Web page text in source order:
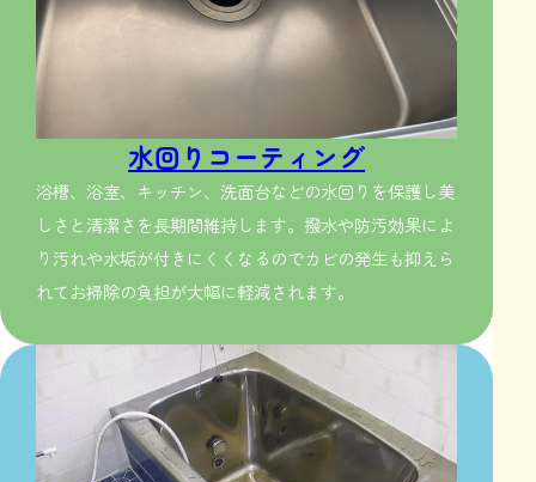
水回りコーティング
浴槽、浴室、キッチン、洗面台などの水回りを保護し美
しさと清潔さを長期間維持します。撥水や防汚効果によ
り汚れや水垢が付きにくくなるのでカビの発生も抑えら
れてお掃除の負担が大幅に軽減されます。